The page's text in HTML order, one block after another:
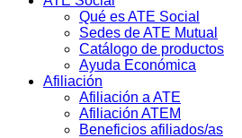
Qué es ATE Social
Sedes de ATE Mutual
Catálogo de productos
Ayuda Económica
Afiliación
Afiliación a ATE
Afiliación ATEM
Beneficios afiliados/as